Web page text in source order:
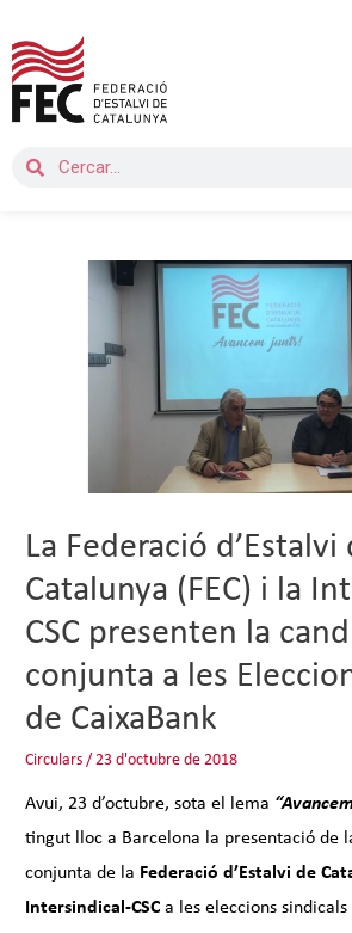
La Federació d’Estalvi
Catalunya (FEC) i la
CSC presenten la
conjunta a les
de CaixaBank
Circulars /23 d'octubre de 2018
Avui, 23 d’octubre, sota el lema
tingut lloc a Barcelona la presentació de
conjunta de la Federació d’Estalvi de
Intersindical-CSC a les eleccions sindicals